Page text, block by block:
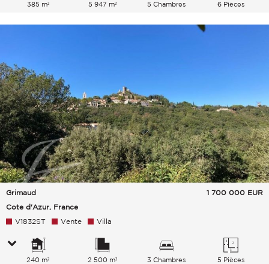
385 m² 5 947 m² 5 Chambres 6 Pièces
Grimaud
Cote d'Azur, France
1 700 000 EUR
V1832ST Vente Villa
240 m² 2 500 m² 3 Chambres 5 Pièces